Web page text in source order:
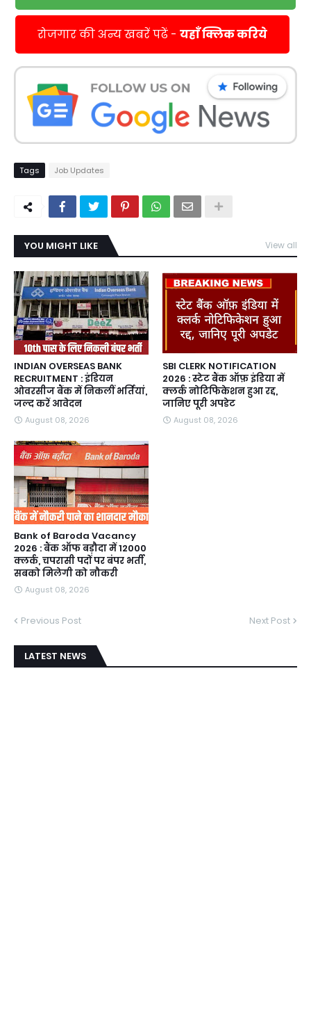
रोजगार की अन्य खबरें पढें - यहाँ क्लिक करिये
Tags Job Updates
YOU MIGHT LIKE View all
INDIAN OVERSEAS BANK
RECRUITMENT : इंडियन
ओवरसीज बैंक में निकलीं भर्तियां,
जल्द करें आवेदन
August 08, 2026
SBI CLERK NOTIFICATION
2026 : स्टेट बैंक ऑफ़ इंडिया में
क्लर्क नोटिफिकेशन हुआ रद्द,
जानिए पूरी अपडेट
August 08, 2026
Bank of Baroda Vacancy
2026 : बैंक ऑफ बड़ौदा में 12000
क्लर्क, चपरासी पदों पर बंपर भर्ती,
सबको मिलेगी को नौकरी
August 08, 2026
Previous Post Next Post
LATEST NEWS